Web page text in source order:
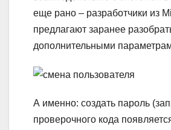
еще рано – разработчики из
предлагают заранее
дополнительными
А именно: создать пароль
проверочного кода